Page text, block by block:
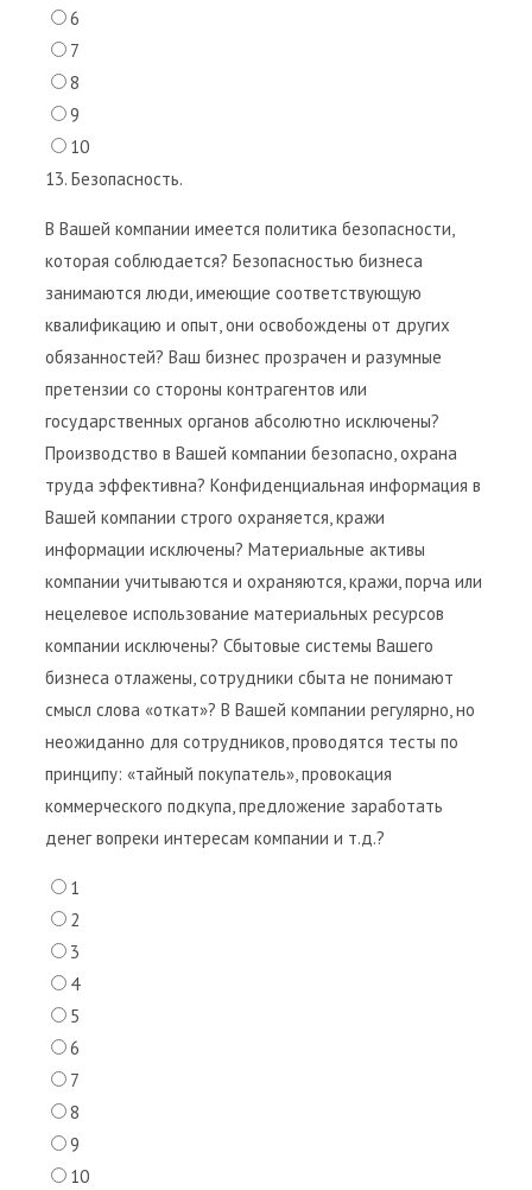
6
7
8
9
10
13. Безопасность.
В Вашей компании имеется политика безопасности,
которая соблюдается? Безопасностью бизнеса
занимаются люди, имеющие соответствующую
квалификацию и опыт, они освобождены от других
обязанностей? Ваш бизнес прозрачен и разумные
претензии со стороны контрагентов или
государственных органов абсолютно исключены?
Производство в Вашей компании безопасно, охрана
труда эффективна? Конфиденциальная информация в
Вашей компании строго охраняется, кражи
информации исключены? Материальные активы
компании учитываются и охраняются, кражи, порча или
нецелевое использование материальных ресурсов
компании исключены? Сбытовые системы Вашего
бизнеса отлажены, сотрудники сбыта не понимают
смысл слова «откат»? В Вашей компании регулярно, но
неожиданно для сотрудников, проводятся тесты по
принципу: «тайный покупатель», провокация
коммерческого подкупа, предложение заработать
денег вопреки интересам компании и т.д.?
1
2
3
4
5
6
7
8
9
10